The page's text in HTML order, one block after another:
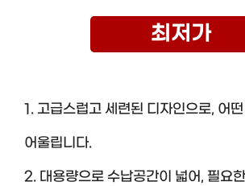
최저가
1. 고급스럽고 세련된 디자인으로, 어
어울립니다.
2. 대용량으로 수납공간이 넓어, 필요